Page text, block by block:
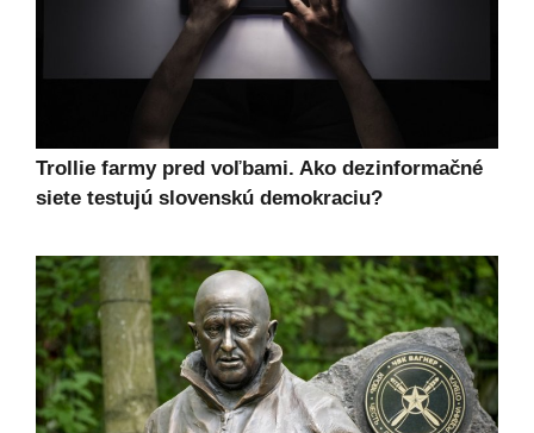
Trollie farmy pred voľbami. Ako dezinformačné
siete testujú slovenskú demokraciu?